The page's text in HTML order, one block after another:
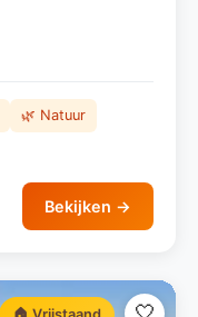
🌿 Natuur
Bekijken →